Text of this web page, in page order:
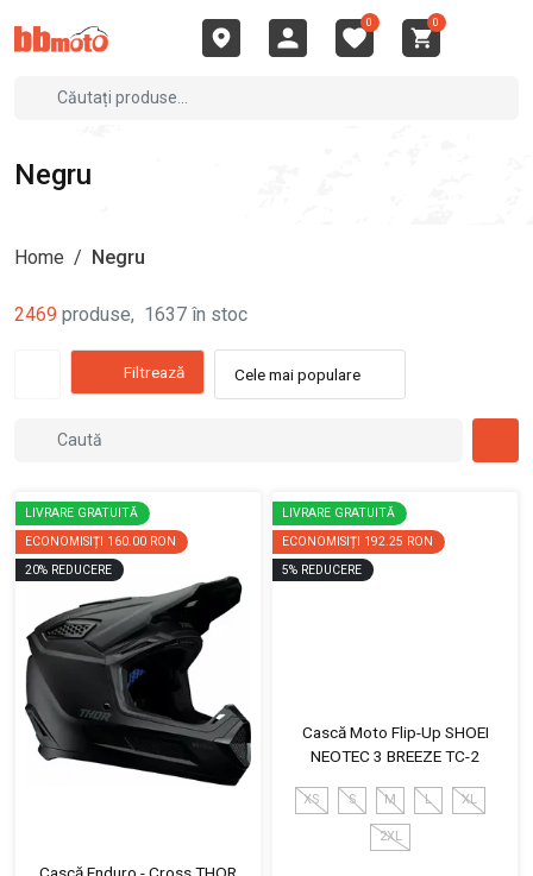
0 0
Negru
Home / Negru
2469 produse, 1637 în stoc
Filtrează Cele mai populare
LIVRARE GRATUITĂ
ECONOMISIȚI 160.00 RON
20% REDUCERE
LIVRARE GRATUITĂ
ECONOMISIȚI 192.25 RON
5% REDUCERE
Cască Moto Flip-Up SHOEI
NEOTEC 3 BREEZE TC-2
XS S M L XL
2XL